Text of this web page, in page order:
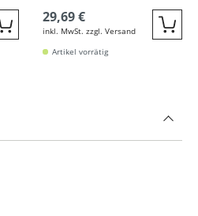
Quickbuy
29,69 €
inkl. MwSt. zzgl. Versand
Artikel vorrätig